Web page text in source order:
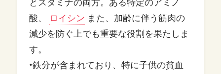
酸、
ロイシン また、加齢に伴う筋肉の
減少を防ぐ上でも重要な役割を果たしま
す。
•鉄分が含まれており、特に子供の貧血